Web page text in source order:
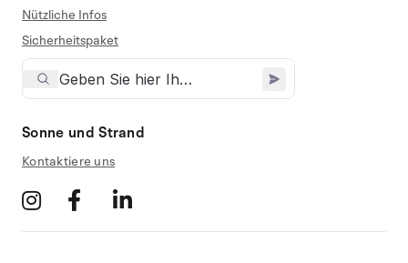
Nützliche Infos
Sicherheitspaket
Sonne und Strand
Kontaktiere uns